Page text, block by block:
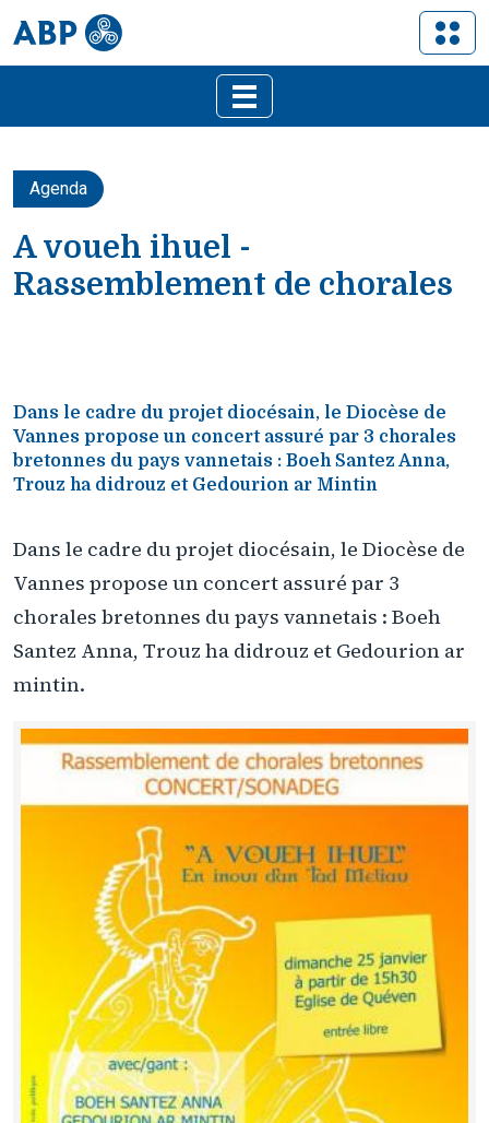
Agenda
A voueh ihuel -
Rassemblement de chorales
Dans le cadre du projet diocésain, le Diocèse de
Vannes propose un concert assuré par 3 chorales
bretonnes du pays vannetais : Boeh Santez Anna,
Trouz ha didrouz et Gedourion ar Mintin
Dans le cadre du projet diocésain, le Diocèse de
Vannes propose un concert assuré par 3
chorales bretonnes du pays vannetais : Boeh
Santez Anna, Trouz ha didrouz et Gedourion ar
mintin.